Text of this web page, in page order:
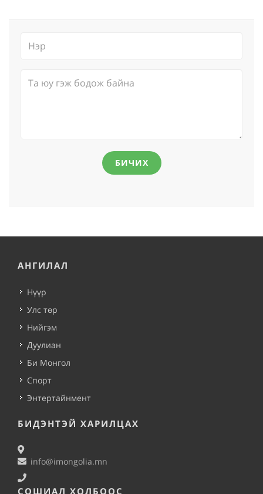
БИЧИХ
АНГИЛАЛ
Нүүр
Улс төр
Нийгэм
Дуулиан
Би Монгол
Спорт
Энтертайнмент
БИДЭНТЭЙ ХАРИЛЦАХ
info@imongolia.mn
СОШИАЛ ХОЛБООС